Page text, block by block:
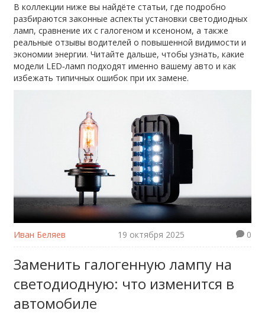
В коллекции ниже вы найдёте статьи, где подробно
разбираются законные аспекты установки светодиодных
ламп, сравнение их с галогеном и ксеноном, а также
реальные отзывы водителей о повышенной видимости и
экономии энергии. Читайте дальше, чтобы узнать, какие
модели LED‑ламп подходят именно вашему авто и как
избежать типичных ошибок при их замене.
Иван Беляев 19 октября 2025 0
Заменить галогенную лампу на
светодиодную: что изменится в
автомобиле